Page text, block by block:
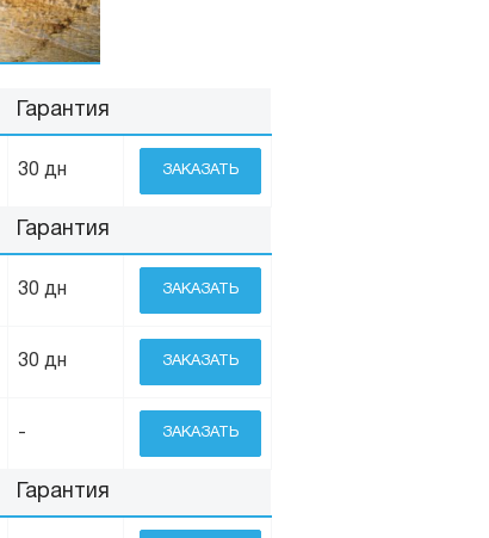
Гарантия
30 дн ЗАКАЗАТЬ
Гарантия
30 дн ЗАКАЗАТЬ
30 дн ЗАКАЗАТЬ
- ЗАКАЗАТЬ
Гарантия